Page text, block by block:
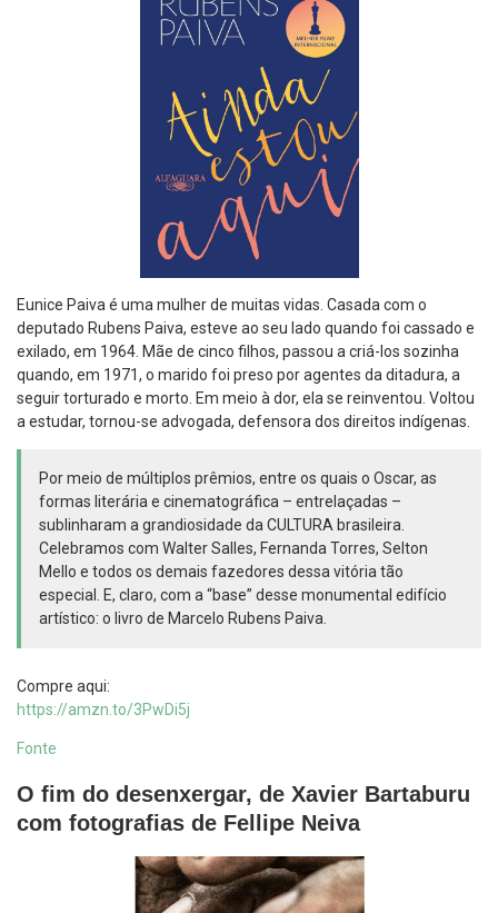
Eunice Paiva é uma mulher de muitas vidas. Casada com o
deputado Rubens Paiva, esteve ao seu lado quando foi cassado e
exilado, em 1964. Mãe de cinco filhos, passou a criá-los sozinha
quando, em 1971, o marido foi preso por agentes da ditadura, a
seguir torturado e morto. Em meio à dor, ela se reinventou. Voltou
a estudar, tornou-se advogada, defensora dos direitos indígenas.
Por meio de múltiplos prêmios, entre os quais o Oscar, as
formas literária e cinematográfica – entrelaçadas –
sublinharam a grandiosidade da CULTURA brasileira.
Celebramos com Walter Salles, Fernanda Torres, Selton
Mello e todos os demais fazedores dessa vitória tão
especial. E, claro, com a “base” desse monumental edifício
artístico: o livro de Marcelo Rubens Paiva.
Compre aqui:
https://amzn.to/3PwDi5j
Fonte
O fim do desenxergar, de Xavier Bartaburu
com fotografias de Fellipe Neiva